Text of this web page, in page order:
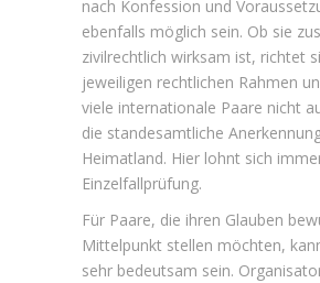
nach Konfession und
ebenfalls möglich sein. Ob sie
zivilrechtlich wirksam ist, richtet
jeweiligen rechtlichen Rahmen
viele internationale Paare nicht
die standesamtliche
Heimatland. Hier lohnt sich
Einzelfallprüfung.
Für Paare, die ihren Glauben
Mittelpunkt stellen möchten,
sehr bedeutsam sein.